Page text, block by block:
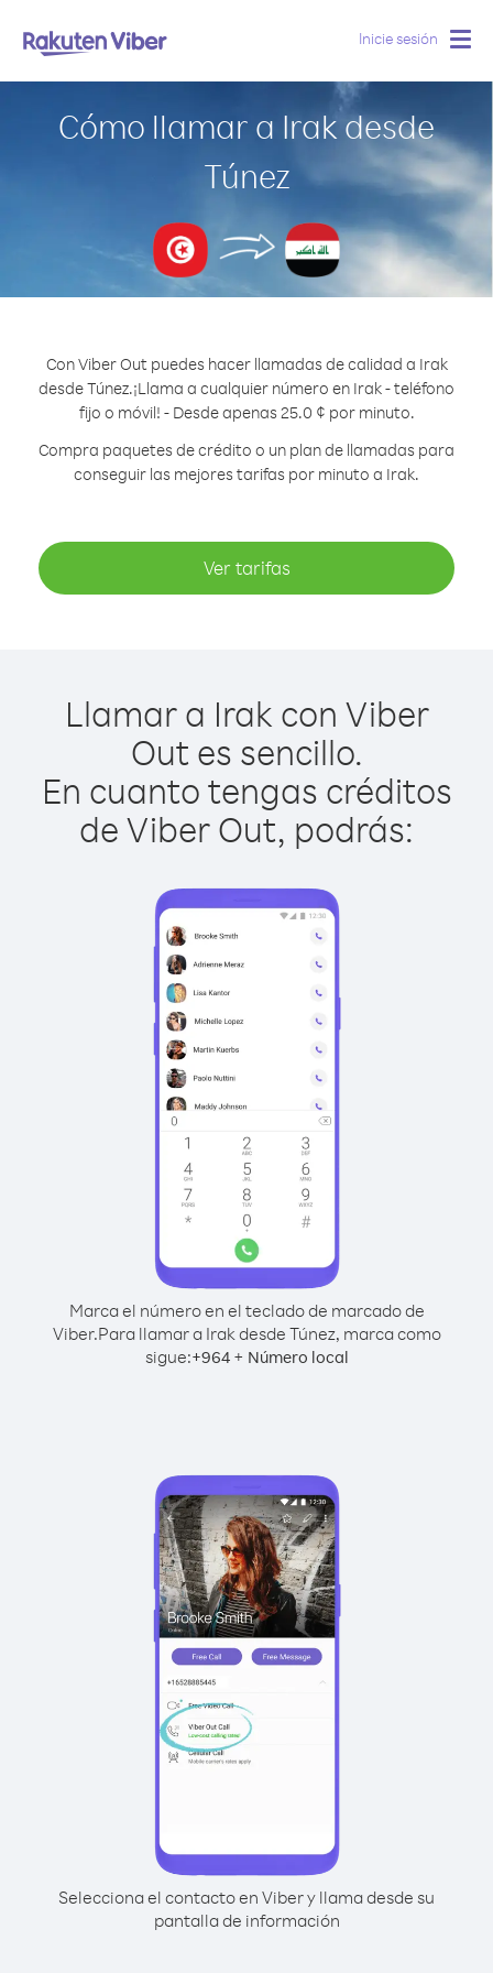
Inicie sesión
Cómo llamar a Irak desde
Túnez
Con Viber Out puedes hacer llamadas de calidad a Irak
desde Túnez.¡Llama a cualquier número en Irak - teléfono
fijo o móvil! - Desde apenas 25.0 ¢ por minuto.
Compra paquetes de crédito o un plan de llamadas para
conseguir las mejores tarifas por minuto a Irak.
Ver tarifas
Llamar a Irak con Viber
Out es sencillo.
En cuanto tengas créditos
de Viber Out, podrás:
Marca el número en el teclado de marcado de
Viber.Para llamar a Irak desde Túnez, marca como
sigue:+964+ Número local
Selecciona el contacto en Viber y llama desde su
pantalla de información